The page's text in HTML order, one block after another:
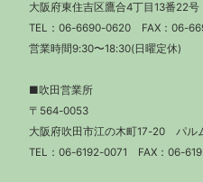
大阪府東住吉区鷹合4丁目13番22号
TEL： 06-6690-0620 FAX：06-
営業時間9:30〜18:30(日曜定休)
■吹田営業所
〒564-0053
大阪府吹田市江の木町17-20 パル
TEL： 06-6192-0071 FAX：06-